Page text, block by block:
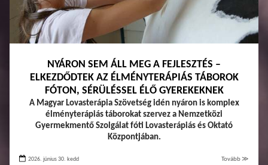
NYÁRON SEM ÁLL MEG A FEJLESZTÉS –
ELKEZDŐDTEK AZ ÉLMÉNYTERÁPIÁS TÁBOROK
FÓTON, SÉRÜLÉSSEL ÉLŐ GYEREKEKNEK
A Magyar Lovasterápia Szövetség idén nyáron is komplex
élményterápiás táborokat szervez a Nemzetközi
Gyermekmentő Szolgálat fóti Lovasterápiás és Oktató
Központjában.
2026. június 30. kedd Tovább ≫